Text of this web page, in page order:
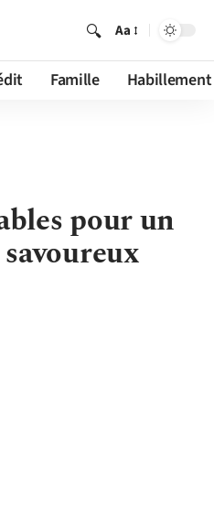
Aa
Famille Habillement
pour un